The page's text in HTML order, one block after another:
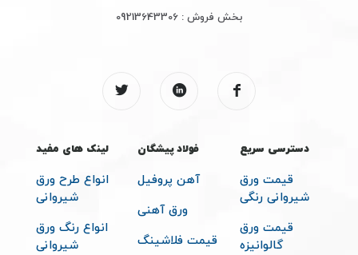
بخش فروش :09213643306
دسترسی سریع
قیمت ورق
شیروانی رنگی
قیمت ورق
گالوانیزه
فولاد پیشگان
آهن پروفیل
ورق آهنی
قیمت فلاشینگ
لینک های مفید
انواع طرح ورق
شیروانی
انواع رنگ ورق
شیروانی